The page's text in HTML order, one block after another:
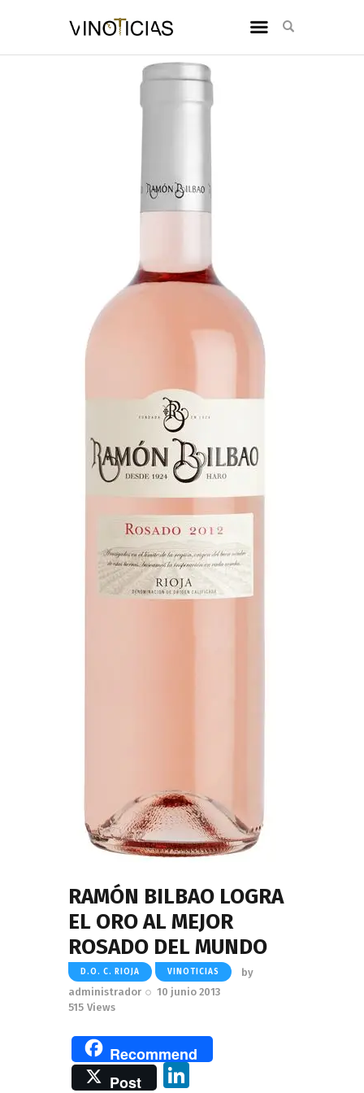
RAMÓN BILBAO LOGRA
EL ORO AL MEJOR
ROSADO DEL MUNDO
D.O. C. RIOJA VINOTICIAS
by
administrador
10 junio 2013
515 Views
Recommend
Post